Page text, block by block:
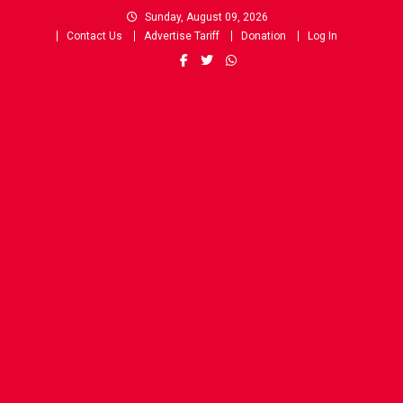
Sunday, August 09, 2026
Contact Us
Advertise Tariff Donation Log In